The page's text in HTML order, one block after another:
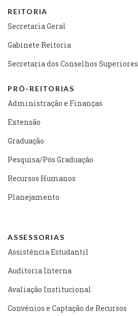
REITORIA
Secretaria Geral
Gabinete Reitoria
Secretaria dos Conselhos Superiores
PRÓ-REITORIAS
Administração e Finanças
Extensão
Graduação
Pesquisa/Pós Graduação
Recursos Humanos
Planejamento
ASSESSORIAS
Assistência Estudantil
Auditoria Interna
Avaliação Institucional
Convênios e Captação de Recursos